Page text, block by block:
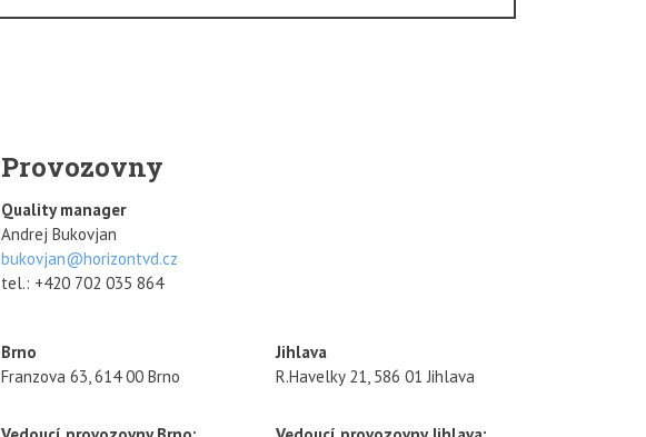
Provozovny
Quality manager
Andrej Bukovjan
bukovjan@horizontvd.cz
tel.: +420 702 035 864
Brno
Franzova 63, 614 00 Brno
Jihlava
R.Havelky 21, 586 01 Jihlava